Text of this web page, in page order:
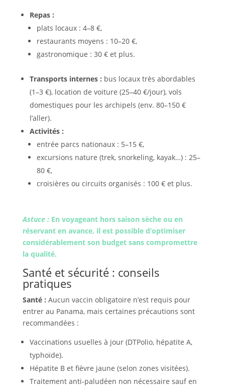
Repas :
plats locaux : 4–8 €,
restaurants moyens : 10–20 €,
gastronomique : 30 € et plus.
Transports internes : bus locaux très abordables
(1–3 €), location de voiture (25–40 €/jour), vols
domestiques pour les archipels (env. 80–150 €
l’aller).
Activités :
entrée parcs nationaux : 5–15 €,
excursions nature (trek, snorkeling, kayak…) : 25–
80 €,
croisières ou circuits organisés : 100 € et plus.
Astuce :En voyageant hors saison sèche ou en
réservant en avance, il est possible d’optimiser
considérablement son budget sans compromettre
la qualité.
Santé et sécurité : conseils
pratiques
Santé : Aucun vaccin obligatoire n’est requis pour
entrer au Panama, mais certaines précautions sont
recommandées :
Vaccinations usuelles à jour (DTPolio, hépatite A,
typhoïde).
Hépatite B et fièvre jaune (selon zones visitées).
Traitement anti-paludéen non nécessaire sauf en